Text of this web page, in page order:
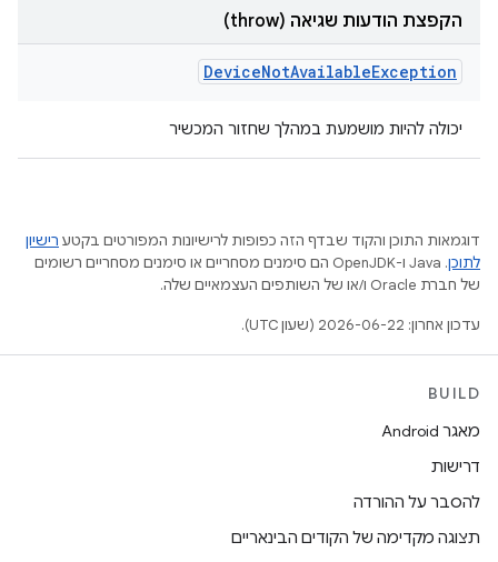
הקפצת הודעות שגיאה (throw)
DeviceNotAvailableException
יכולה להיות מושמעת במהלך שחזור המכשיר
דוגמאות התוכן והקוד שבדף הזה כפופות לרישיונות המפורטים בקטע רישיון
לתוכן
.‏ Java ו-OpenJDK הם סימנים מסחריים או סימנים מסחריים רשומים
של חברת Oracle ו/או של השותפים העצמאיים שלה.
עדכון אחרון: 2026-06-22 (שעון UTC).
BUILD
מאגר Android
דרישות
להסבר על ההורדה
תצוגה מקדימה של הקודים הבינאריים